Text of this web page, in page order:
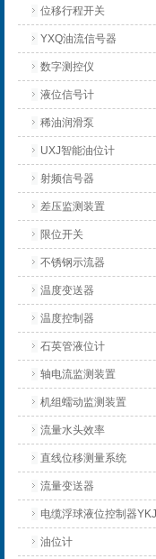
位移行程开关
YXQ油流信号器
数字测控仪
液位信号计
稀油润滑泵
UXJ智能油位计
射频信号器
差压监测装置
限位开关
不锈钢示流器
温度变送器
温度控制器
石英管液位计
轴电流监测装置
机组蠕动监测装置
流量水头效率
直线位移测量系统
流量变送器
电缆浮球液位控制器YKJ
油位计